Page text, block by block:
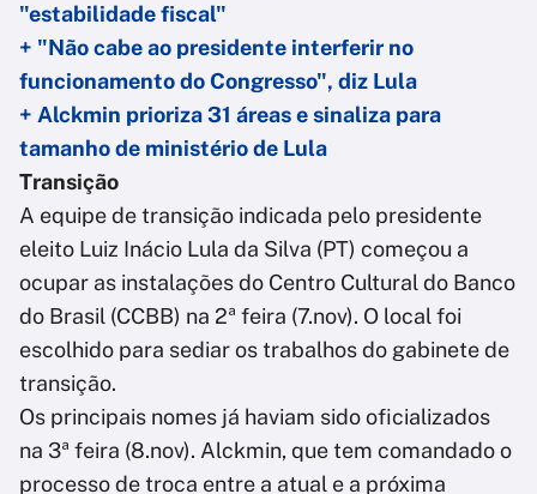
"estabilidade fiscal"
+ "Não cabe ao presidente interferir no
funcionamento do Congresso", diz Lula
+ Alckmin prioriza 31 áreas e sinaliza para
tamanho de ministério de Lula
Transição
A equipe de transição indicada pelo presidente
eleito Luiz Inácio Lula da Silva (PT) começou a
ocupar as instalações do Centro Cultural do Banco
do Brasil (CCBB) na 2ª feira (7.nov). O local foi
escolhido para sediar os trabalhos do gabinete de
transição.
Os principais nomes já haviam sido oficializados
na 3ª feira (8.nov). Alckmin, que tem comandado o
processo de troca entre a atual e a próxima